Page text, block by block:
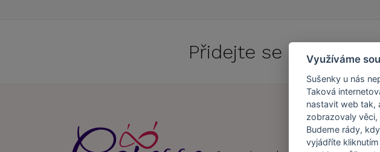
Přidejte se do
Náš
Využíváme
Sušenky u nás
Taková
nastavit web tak,
zobrazovaly
Budeme rády,
vyjádříte kliknutím